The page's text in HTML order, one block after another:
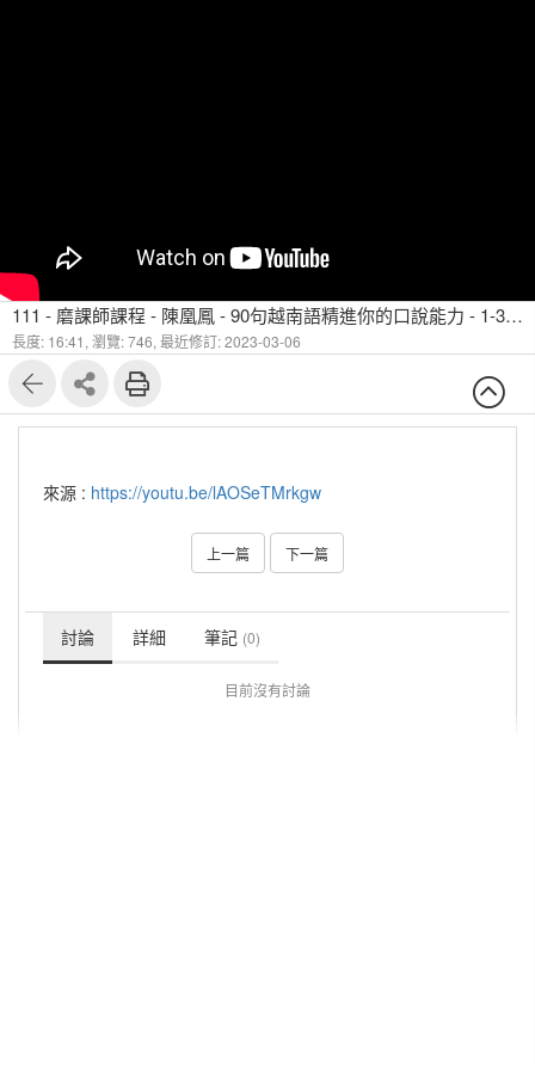
111 - 磨課師課程 - 陳凰鳳 - 90句越南語精進你的口說能力 - 1-3句子中常使用 chứ 之4個例句
長度: 16:41, 瀏覽: 746, 最近修訂: 2023-03-06
來源 : https://youtu.be/lAOSeTMrkgw
上一篇 下一篇
討論 詳細 筆記 (0)
目前沒有討論